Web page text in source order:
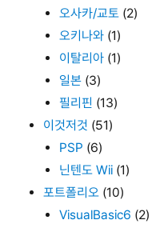
오사카/교토 (2)
오키나와 (1)
이탈리아 (1)
일본 (3)
필리핀 (13)
이것저것 (51)
PSP (6)
닌텐도 Wii (1)
포트폴리오 (10)
VisualBasic6 (2)